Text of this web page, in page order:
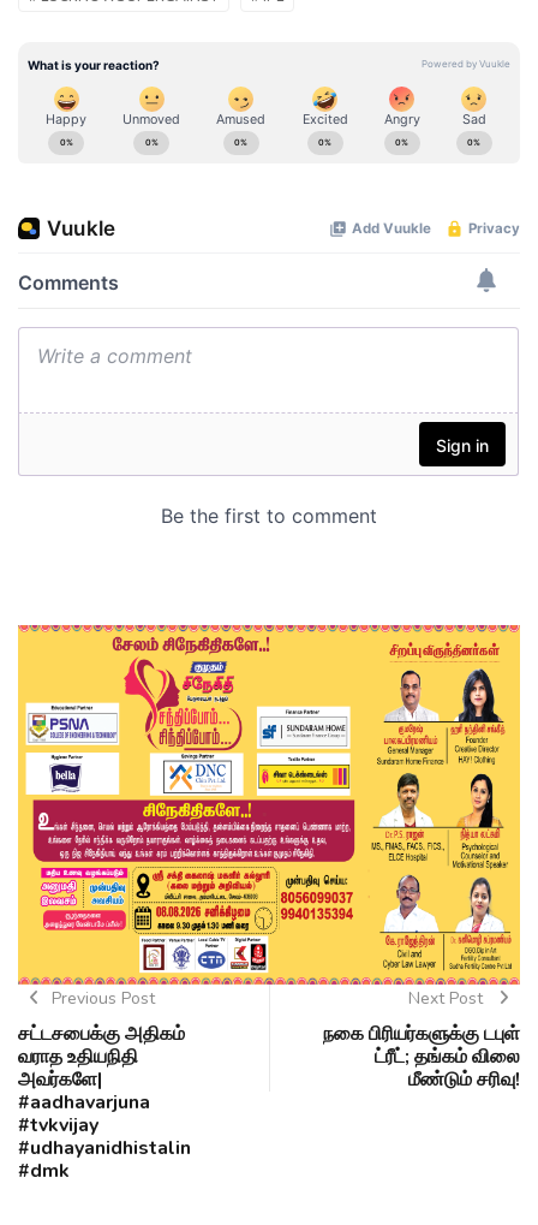
Previous Post
சட்டசபைக்கு அதிகம்
வராத உதியநிதி
அவர்களே|
#aadhavarjuna
#tvkvijay
#udhayanidhistalin
#dmk
Next Post
நகை பிரியர்களுக்கு டபுள்
ட்ரீட்; தங்கம் விலை
மீண்டும் சரிவு!